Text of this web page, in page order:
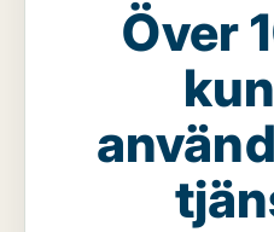
Över